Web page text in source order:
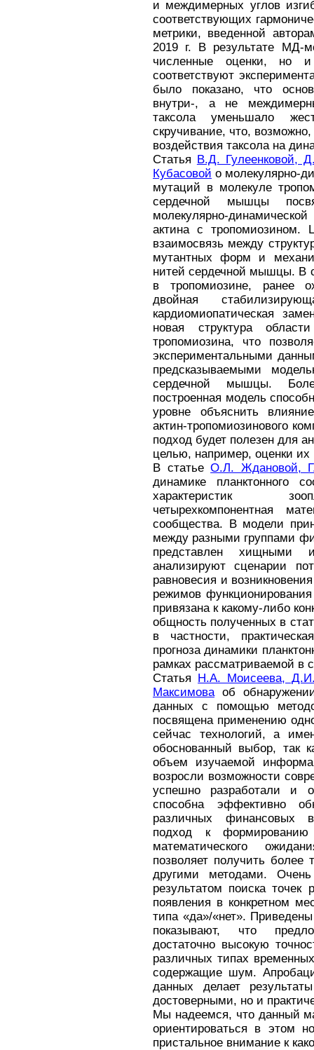
и междимерных углов
соответствующих
метрики, введенной
2019 г. В результате МД-
численные оценки, но и
соответствуют
было показано, что
внутри-, а не
таксола уменьшало
скручивание, что,
воздействия таксола на
Статья В.Д. Гулеенковой,
Кубасовой о молекулярно-
мутаций в молекуле
сердечной мышцы
молекулярно-
актина с тропомиозином.
взаимосвязь между
мутантных форм и
нитей сердечной мышцы. В
в тропомиозине, ранее
двойная
кардиомиопатическая
новая структура
тропомиозина, что
экспериментальными
предсказываемыми
сердечной мышцы.
построенная модель
уровне объяснить
актин-тропомиозинового
подход будет полезен для
целью, например, оценки их
В статьеО.Л. Ждановой,
динамике планктонного
характеристик
четырехкомпонентная
сообщества. В модели
между разными группами
представлен
анализируют сценарии
равновесия и
режимов
привязана к какому-либо
общность полученных в
в частности,
прогноза динамики
рамках рассматриваемой в
Статья Н.А. Моисеева,
Максимова об
данных с помощью
посвящена применению
сейчас технологий, а
обоснованный выбор, так
объем изучаемой
возросли возможности
успешно разработали и
способна эффективно
различных финансовых
подход к
математического
позволяет получить
другими методами.
результатом поиска точек
появления в конкретном
типа «да»/«нет».
показывают, что
достаточно высокую
различных типах
содержащие шум.
данных делает
достоверными, но и
Мы надеемся, что данный
ориентироваться в этом
пристальное внимание к